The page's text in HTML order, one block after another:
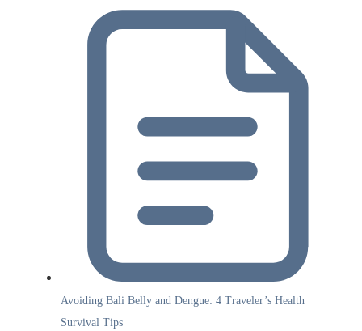
Avoiding Bali Belly and Dengue: 4 Traveler’s Health
Survival Tips